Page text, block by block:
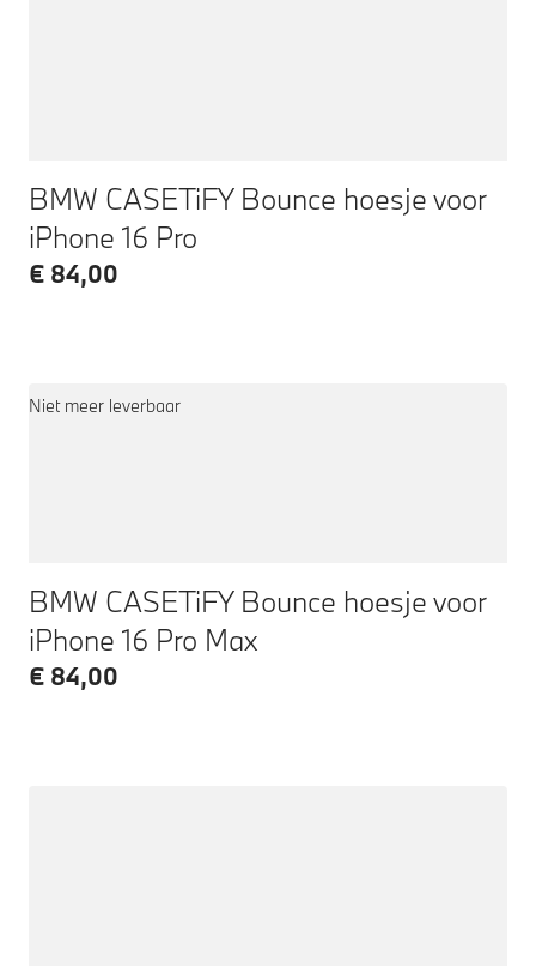
BMW CASETiFY Bounce hoesje voor
iPhone 16 Pro
€ 84,00
Niet meer leverbaar
BMW CASETiFY Bounce hoesje voor
iPhone 16 Pro Max
€ 84,00